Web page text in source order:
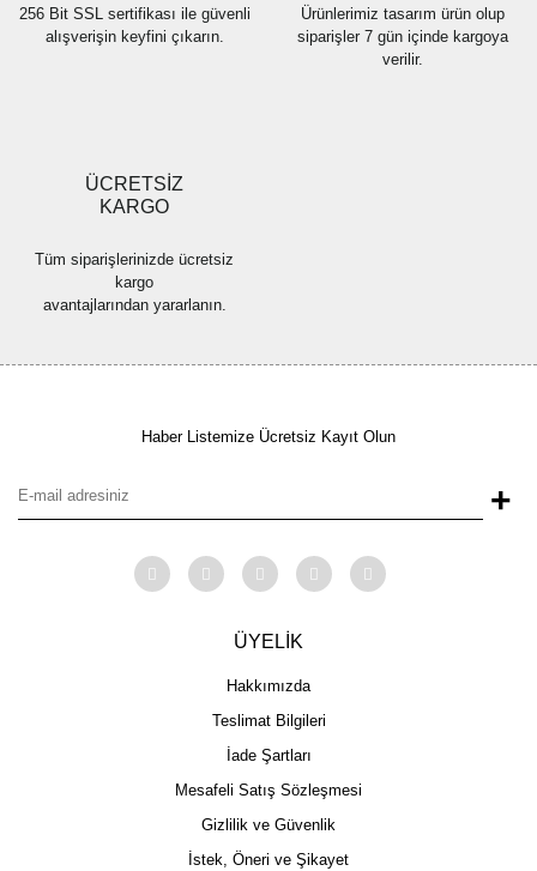
256 Bit SSL sertifikası ile güvenli
alışverişin keyfini çıkarın.
Ürünlerimiz tasarım ürün olup
siparişler 7 gün içinde kargoya
verilir.
ÜCRETSİZ
KARGO
Tüm siparişlerinizde ücretsiz
kargo
avantajlarından yararlanın.
Haber Listemize Ücretsiz Kayıt Olun
+
ÜYELİK
Hakkımızda
Teslimat Bilgileri
İade Şartları
Mesafeli Satış Sözleşmesi
Gizlilik ve Güvenlik
İstek, Öneri ve Şikayet